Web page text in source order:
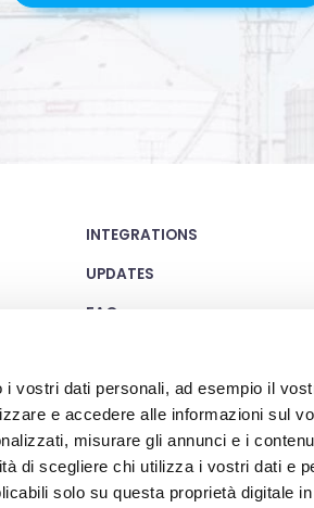
i vostri dati personali, ad esempio il
e accedere alle informazioni sul
misurare gli annunci e i
di scegliere chi utilizza i vostri dati e
solo su questa proprietà digitale
INTEGRATIONS
UPDATES
FAQ
WEBSITE PRIVACY POLICY
COOKIE POLICY
SECURITY